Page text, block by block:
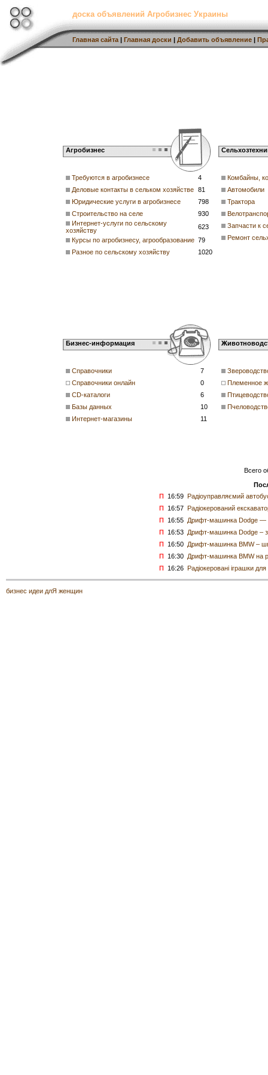
доска объявлений Агробизнес Украины
Главная сайта | Главная доски | Добавить объявление |
Агробизнес
Требуются в агробизнесе
4
Деловые контакты в сельком хозяйстве 81
Юридические услуги в агробизнесе
798
Строительство на селе
930
Интернет-услуги по сельскому
хозяйству
623
Курсы по агробизнесу, агрообразование 79
Разное по сельскому хозяйству
1020
Комбайны,
Автомобили
Трактора
Запчасти к
Ремонт
Бизнес-информация
Справочники
7
Справочники онлайн
0
CD-каталоги
6
Базы данных
10
Интернет-магазины
11
Племенное
Всего
П 16:59 Радіоуправляємий
П 16:57 Радіокерований
П 16:55 Дрифт-машинка Dodge —
П 16:53 Дрифт-машинка Dodge –
П 16:50 Дрифт-машинка BMW –
П 16:30 Дрифт-машинка BMW на
П 16:26 Радіокеровані іграшки
бизнес идеи длЯ женщин